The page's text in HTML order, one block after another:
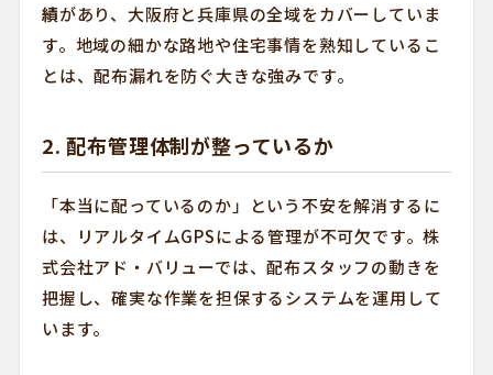
績があり、大阪府と兵庫県の全域をカバーしていま
す。地域の細かな路地や住宅事情を熟知しているこ
とは、配布漏れを防ぐ大きな強みです。
2. 配布管理体制が整っているか
「本当に配っているのか」という不安を解消するに
は、リアルタイムGPSによる管理が不可欠です。株
式会社アド・バリューでは、配布スタッフの動きを
把握し、確実な作業を担保するシステムを運用して
います。